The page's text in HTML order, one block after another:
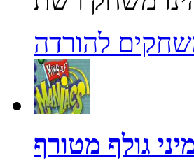
להורדה
גולף מטורף